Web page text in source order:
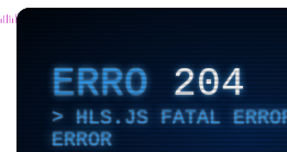
ERRO204
HLS.JS FATAL
ERROR